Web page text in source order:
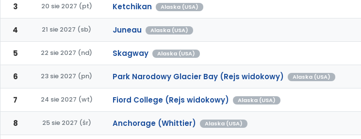
3 20 sie 2027 (pt) Ketchikan Alaska (USA)
4 21 sie 2027 (sb) Juneau Alaska (USA)
5 22 sie 2027 (nd) Skagway Alaska (USA)
6 23 sie 2027 (pn) Park Narodowy Glacier Bay (Rejs widokowy) Alaska (USA)
7 24 sie 2027 (wt) Fiord College (Rejs widokowy) Alaska (USA)
8 25 sie 2027 (śr) Anchorage (Whittier) Alaska (USA)